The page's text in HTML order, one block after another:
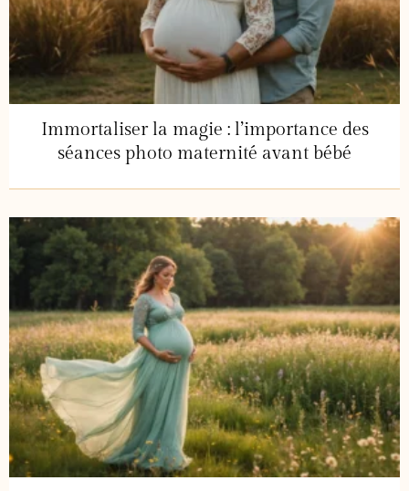
Immortaliser la magie : l’importance des
séances photo maternité avant bébé